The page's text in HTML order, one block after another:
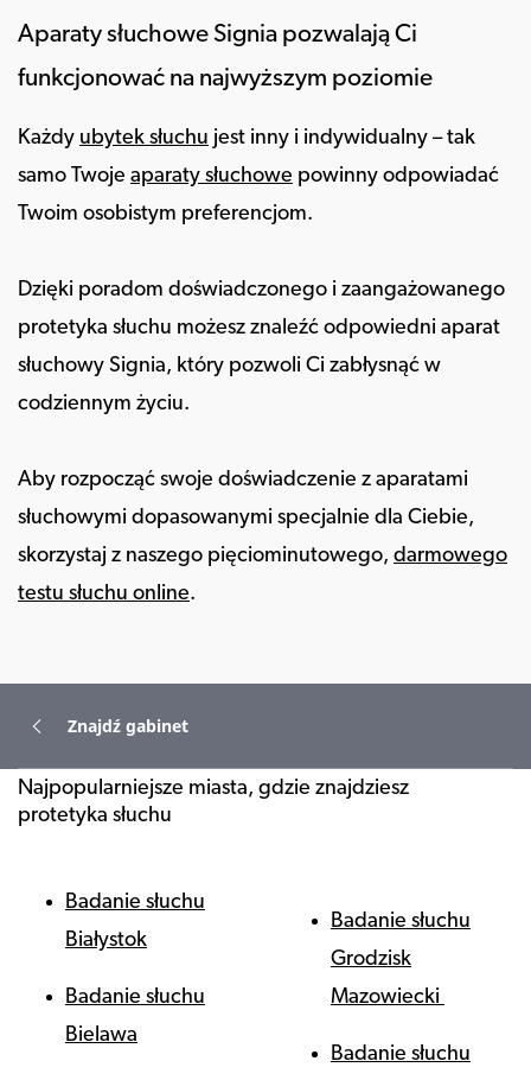
Aparaty słuchowe Signia pozwalają Ci
funkcjonować na najwyższym poziomie
Każdy ubytek słuchu jest inny i indywidualny – tak
samo Twoje aparaty słuchowe powinny odpowiadać
Twoim osobistym preferencjom.
Dzięki poradom doświadczonego i zaangażowanego
protetyka słuchu możesz znaleźć odpowiedni aparat
słuchowy Signia, który pozwoli Ci zabłysnąć w
codziennym życiu.
Aby rozpocząć swoje doświadczenie z aparatami
słuchowymi dopasowanymi specjalnie dla Ciebie,
skorzystaj z naszego pięciominutowego, darmowego
testu słuchu online.
Znajdź gabinet
Najpopularniejsze miasta, gdzie znajdziesz
protetyka słuchu
Badanie słuchu
Białystok
Badanie słuchu
Bielawa
Badanie słuchu
Grodzisk
Mazowiecki
Badanie słuchu